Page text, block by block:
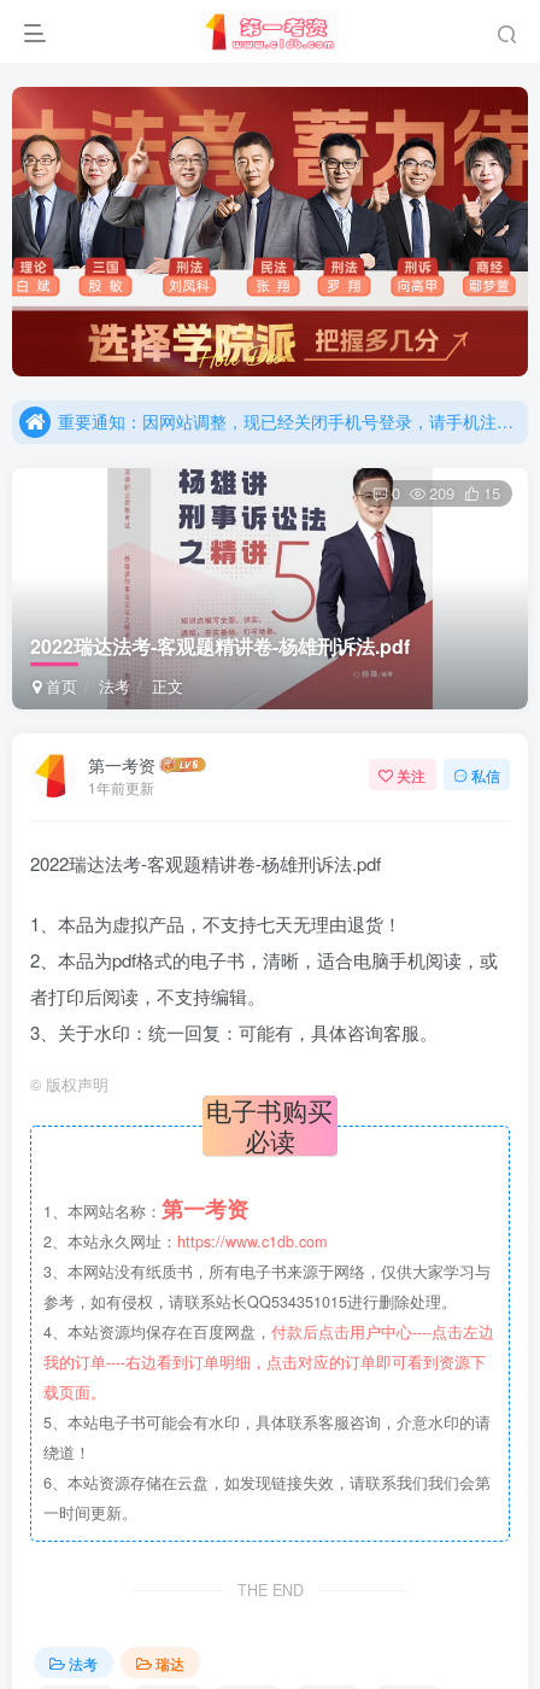
2022瑞达法考-客观题精讲卷-杨雄刑诉法.pdf
首页 法考 正文
0 209 15
第一考资
1年前更新
关注 私信
2022瑞达法考-客观题精讲卷-杨雄刑诉法.pdf
1、本品为虚拟产品，不支持七天无理由退货！
2、本品为pdf格式的电子书，清晰，适合电脑手机阅读，或
者打印后阅读，不支持编辑。
3、关于水印：统一回复：可能有，具体咨询客服。
© 版权声明
电子书购买
必读
1、本网站名称： 第一考资
2、本站永久网址： https://www.c1db.com
3、本网站没有纸质书，所有电子书来源于网络，仅供大家学习与
参考，如有侵权，请联系站长QQ534351015进行删除处理。
4、本站资源均保存在百度网盘， 付款后点击用户中心----点击左边
我的订单----右边看到订单明细，点击对应的订单即可看到资源下
载页面。
5、本站电子书可能会有水印，具体联系客服咨询，介意水印的请
绕道！
6、本站资源存储在云盘，如发现链接失效，请联系我们我们会第
一时间更新。
THE END
法考
瑞达